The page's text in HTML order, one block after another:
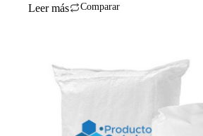
Leer más
Comparar